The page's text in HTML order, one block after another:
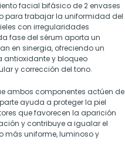
facial bifásico de 2 envases
para trabajar la uniformidad del
con irregularidades
fase del sérum aporta un
en sinergia, ofreciendo un
antioxidante y bloqueo
y corrección del tono.
ambos componentes actúen de
ayuda a proteger la piel
que favorecen la aparición
y contribuye a igualar el
más uniforme, luminoso y